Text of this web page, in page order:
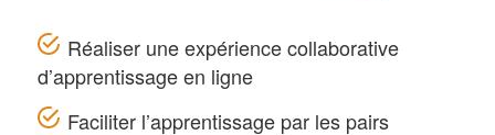
Réaliser une expérience collaborative
d’apprentissage en ligne
Faciliter l’apprentissage par les pairs